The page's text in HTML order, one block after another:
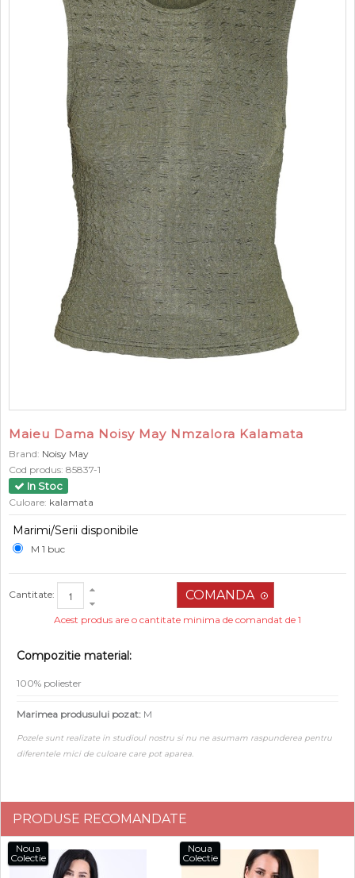
PROMOTII
INFORMATII
Maieu Dama Noisy May Nmzalora Kalamata
Brand: Noisy May
Cod produs: 85837-1
In Stoc
Culoare: kalamata
Marimi/Serii disponibile
M 1 buc
Cantitate:
Acest produs are o cantitate minima de comandat de 1
Compozitie material:
100% poliester
Marimea produsului pozat: M
Pozele sunt realizate in studioul nostru si nu ne asumam raspunderea pentru
diferentele mici de culoare care pot aparea.
PRODUSE RECOMANDATE
Noua
Colectie
Noua
Colectie